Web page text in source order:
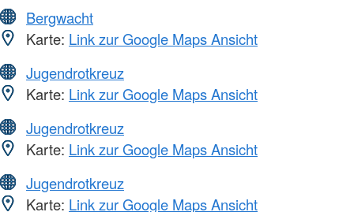
Bergwacht
Karte: Link zur Google Maps Ansicht
Jugendrotkreuz
Karte: Link zur Google Maps Ansicht
Jugendrotkreuz
Karte: Link zur Google Maps Ansicht
Jugendrotkreuz
Karte: Link zur Google Maps Ansicht